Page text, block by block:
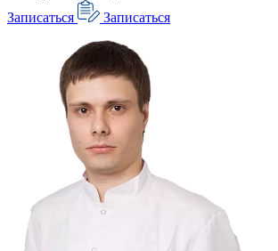
Записаться
Записаться